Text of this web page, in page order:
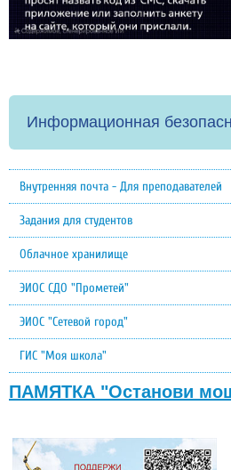
Информационная
Внутренняя почта - Для преподавателей
Задания для студентов
Облачное хранилище
ЭИОС СДО "Прометей"
ЭИОС "Сетевой город"
ГИС "Моя школа"
ПАМЯТКА "Останови